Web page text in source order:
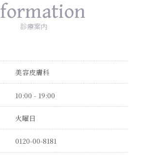
診療案内
美容皮膚科
10:00 - 19:00
火曜日
0120-00-8181